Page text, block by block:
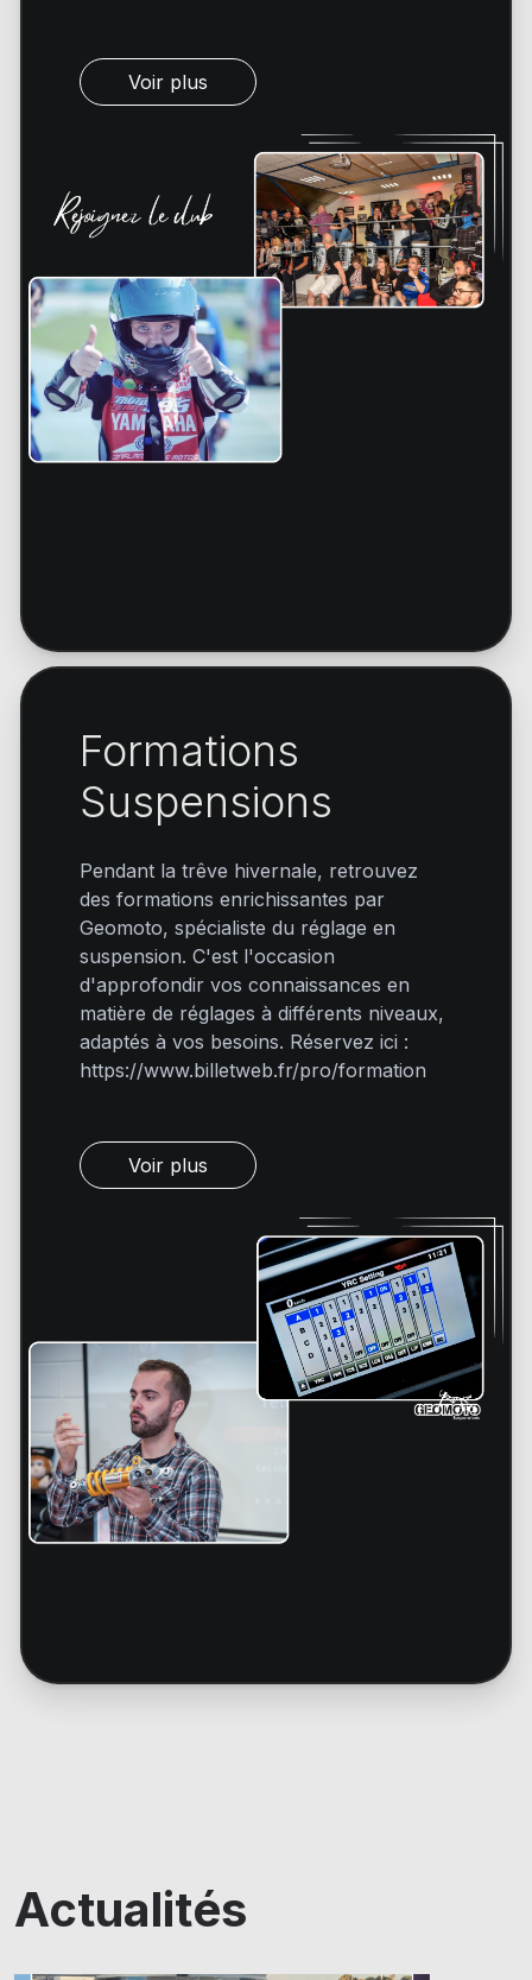
Voir plus
Formations
Suspensions
Pendant la trêve hivernale, retrouvez
des formations enrichissantes par
Geomoto, spécialiste du réglage en
suspension. C'est l'occasion
d'approfondir vos connaissances en
matière de réglages à différents niveaux,
adaptés à vos besoins. Réservez ici :
https://www.billetweb.fr/pro/formation
Voir plus
Actualités